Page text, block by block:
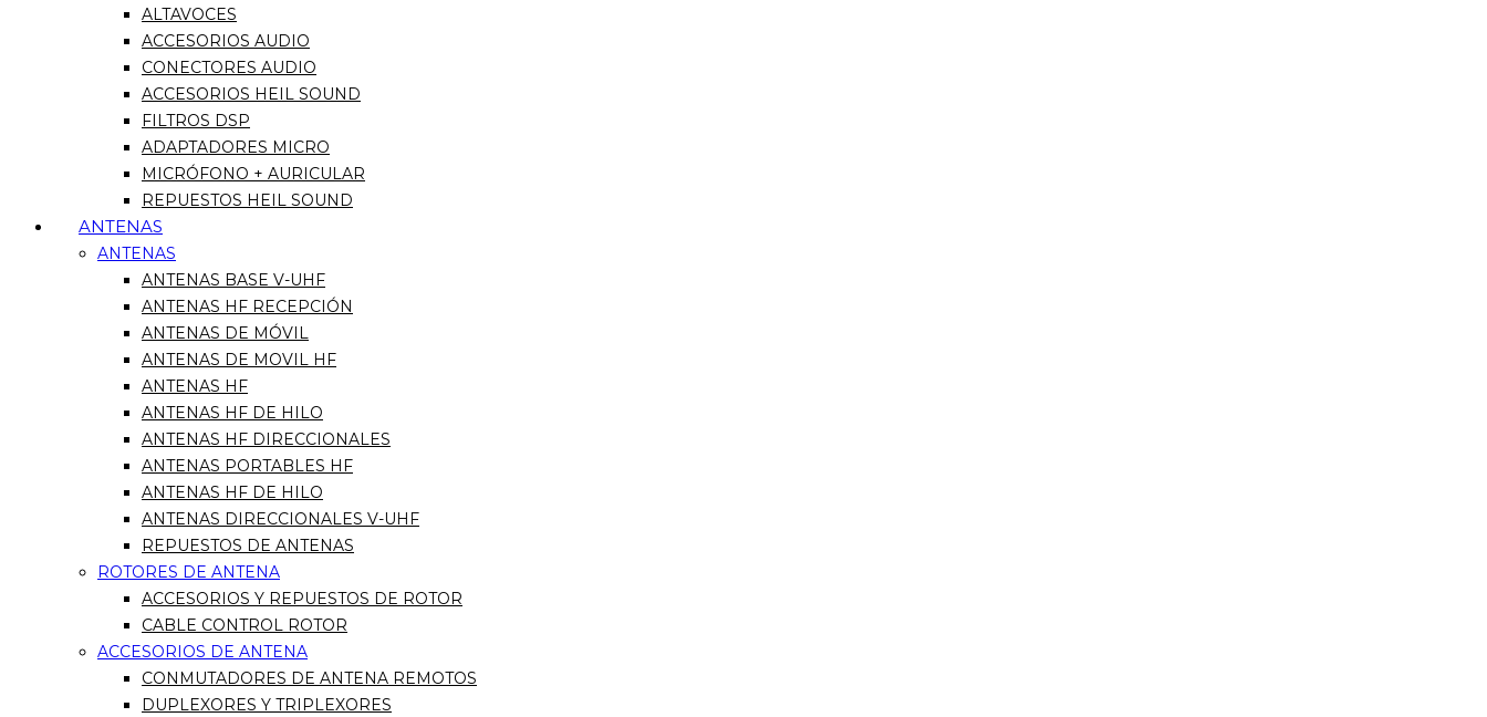
ALTAVOCES
ACCESORIOS AUDIO
CONECTORES AUDIO
ACCESORIOS HEIL SOUND
FILTROS DSP
ADAPTADORES MICRO
MICRÓFONO + AURICULAR
REPUESTOS HEIL SOUND
ANTENAS
ANTENAS
ANTENAS BASE V-UHF
ANTENAS HF RECEPCIÓN
ANTENAS DE MÓVIL
ANTENAS DE MOVIL HF
ANTENAS HF
ANTENAS HF DE HILO
ANTENAS HF DIRECCIONALES
ANTENAS PORTABLES HF
ANTENAS HF DE HILO
ANTENAS DIRECCIONALES V-UHF
REPUESTOS DE ANTENAS
ROTORES DE ANTENA
ACCESORIOS Y REPUESTOS DE ROTOR
CABLE CONTROL ROTOR
ACCESORIOS DE ANTENA
CONMUTADORES DE ANTENA REMOTOS
DUPLEXORES Y TRIPLEXORES